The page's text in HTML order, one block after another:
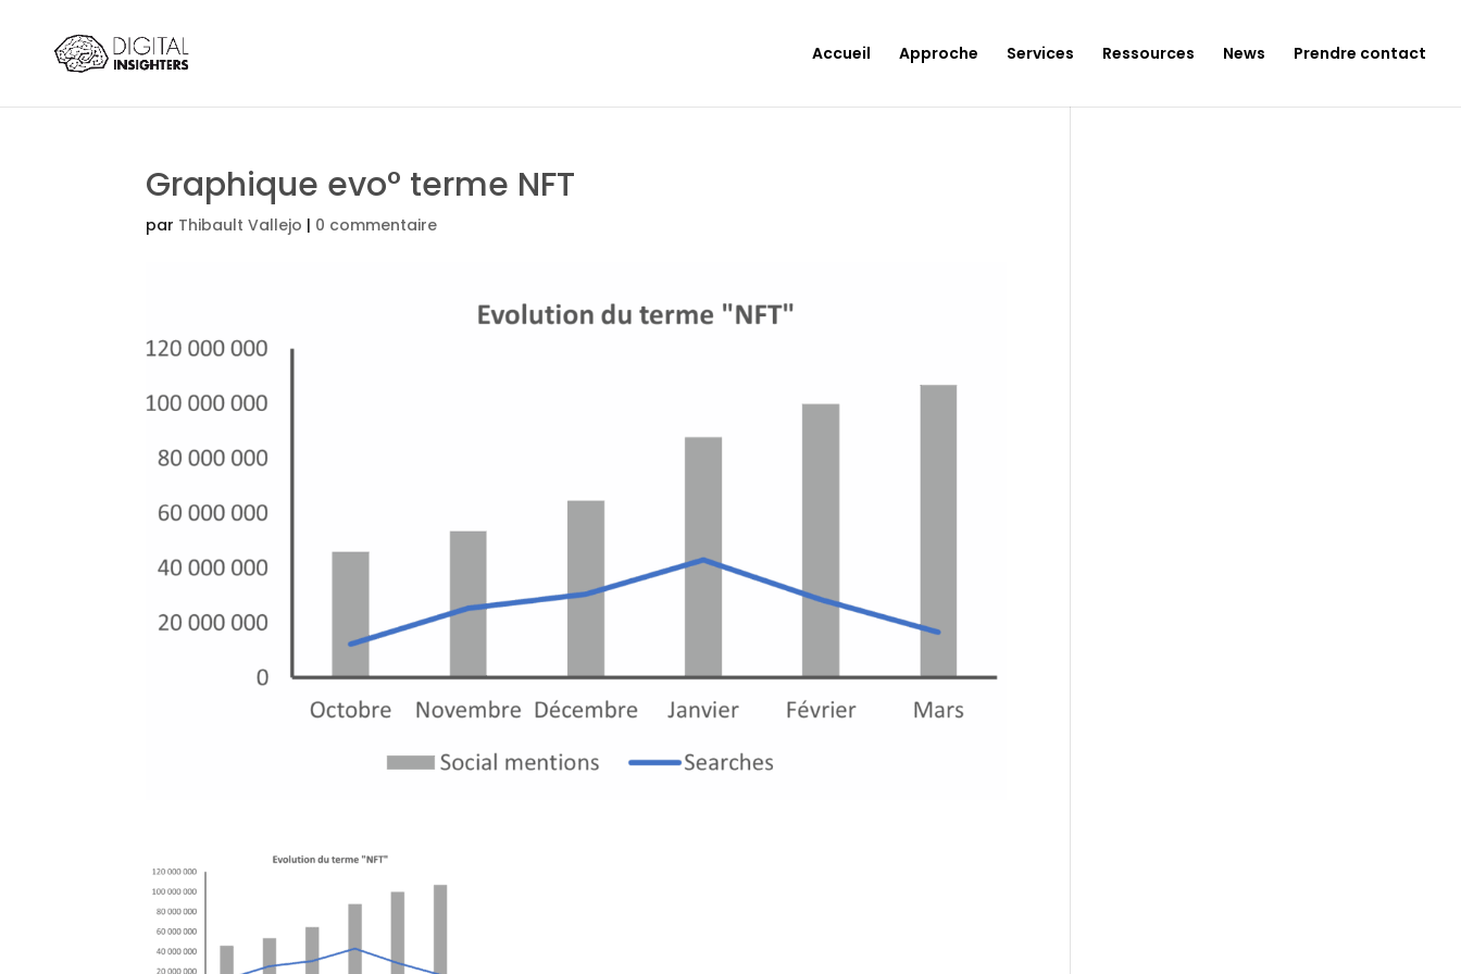
Accueil Approche Services Ressources News Prendre contact
Graphique evo° terme NFT
par Thibault Vallejo | 0 commentaire